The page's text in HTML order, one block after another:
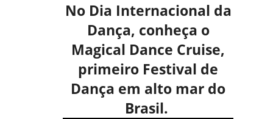
No Dia Internacional da
Dança, conheça o
Magical Dance Cruise,
primeiro Festival de
Dança em alto mar do
Brasil.